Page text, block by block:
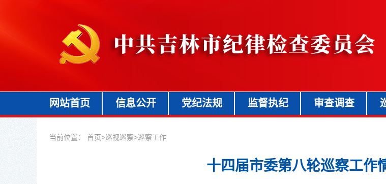
网站首页 信息公开 党纪法规 监督执纪 审查调查
当前位置： 首页>巡视巡察>巡察工作
十四届市委第八轮巡察工作